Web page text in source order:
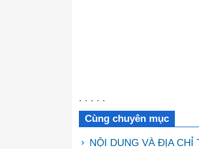
. . . . .
Cùng chuyên mục
NỘI DUNG VÀ ĐỊA CHỈ